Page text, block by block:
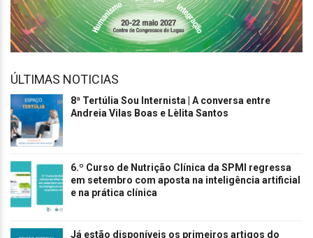
ÚLTIMAS NOTICIAS
8ª Tertúlia Sou Internista | A conversa entre
Andreia Vilas Boas e Lèlita Santos
6.º Curso de Nutrição Clínica da SPMI regressa
em setembro com aposta na inteligência artificial
e na prática clínica
Já estão disponíveis os primeiros artigos do